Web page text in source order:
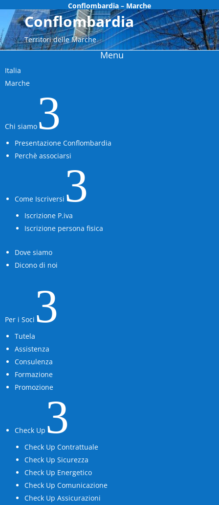
Conflombardia – Marche
Conflombardia
Territori delle Marche
Menu
Italia
Marche
Chi siamo 3
Presentazione Conflombardia
Perchè associarsi
Come Iscriversi 3
Iscrizione P.iva
Iscrizione persona fisica
Dove siamo
Dicono di noi
Per i Soci 3
Tutela
Assistenza
Consulenza
Formazione
Promozione
Check Up 3
Check Up Contrattuale
Check Up Sicurezza
Check Up Energetico
Check Up Comunicazione
Check Up Assicurazioni